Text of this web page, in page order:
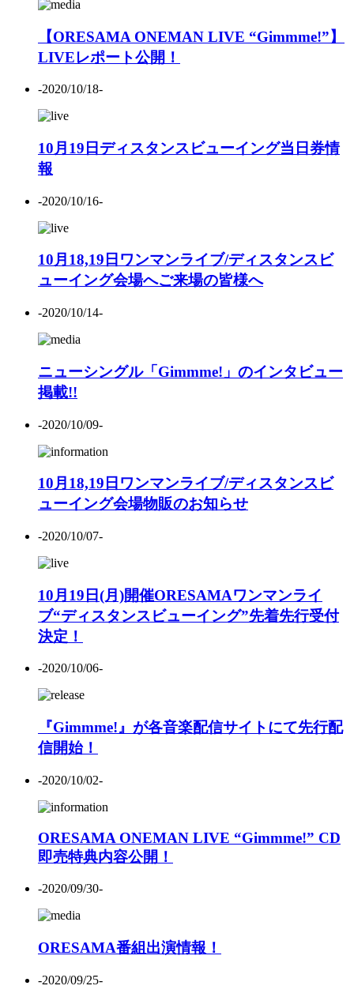
【ORESAMA ONEMAN LIVE “Gimmme!”】
LIVEレポート公開！
-2020/10/18-
10月19日ディスタンスビューイング当日券情
報
-2020/10/16-
10月18,19日ワンマンライブ/ディスタンスビ
ューイング会場へご来場の皆様へ
-2020/10/14-
ニューシングル「Gimmme!」のインタビュー
掲載!!
-2020/10/09-
10月18,19日ワンマンライブ/ディスタンスビ
ューイング会場物販のお知らせ
-2020/10/07-
10月19日(月)開催ORESAMAワンマンライ
ブ“ディスタンスビューイング”先着先行受付
決定！
-2020/10/06-
『Gimmme!』が各音楽配信サイトにて先行配
信開始！
-2020/10/02-
ORESAMA ONEMAN LIVE “Gimmme!” CD
即売特典内容公開！
-2020/09/30-
ORESAMA番組出演情報！
-2020/09/25-